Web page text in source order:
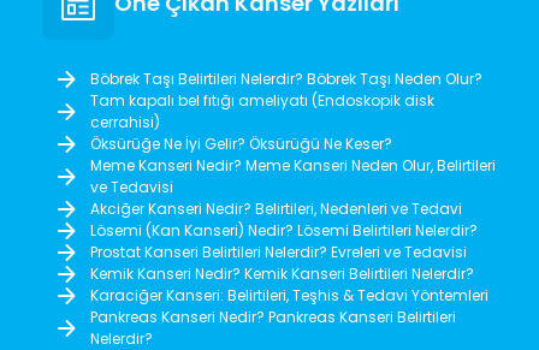
Böbrek Taşı Belirtileri Nelerdir? Böbrek Taşı Neden Olur?
Tam kapalı bel fıtığı ameliyatı (Endoskopik disk
cerrahisi)
Öksürüğe Ne İyi Gelir? Öksürüğü Ne Keser?
Meme Kanseri Nedir? Meme Kanseri Neden Olur, Belirtileri
ve Tedavisi
Akciğer Kanseri Nedir? Belirtileri, Nedenleri ve Tedavi
Lösemi (Kan Kanseri) Nedir? Lösemi Belirtileri Nelerdir?
Prostat Kanseri Belirtileri Nelerdir? Evreleri ve Tedavisi
Kemik Kanseri Nedir? Kemik Kanseri Belirtileri Nelerdir?
Karaciğer Kanseri: Belirtileri, Teşhis & Tedavi Yöntemleri
Pankreas Kanseri Nedir? Pankreas Kanseri Belirtileri
Nelerdir?